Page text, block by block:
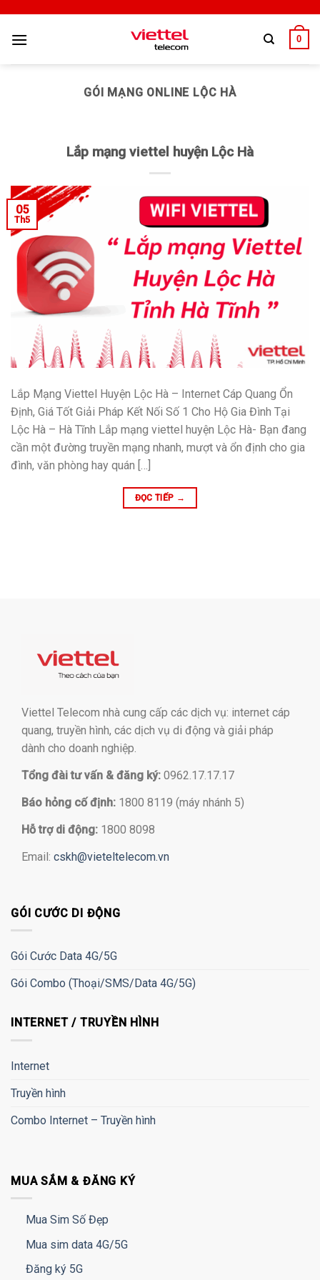
0
GÓI MẠNG ONLINE LỘC HÀ
Lắp mạng viettel huyện Lộc Hà
05
Th5
Lắp Mạng Viettel Huyện Lộc Hà – Internet Cáp Quang Ổn
Định, Giá Tốt Giải Pháp Kết Nối Số 1 Cho Hộ Gia Đình Tại
Lộc Hà – Hà Tĩnh Lắp mạng viettel huyện Lộc Hà- Bạn đang
cần một đường truyền mạng nhanh, mượt và ổn định cho gia
đình, văn phòng hay quán […]
ĐỌC TIẾP →
Viettel Telecom nhà cung cấp các dịch vụ: internet cáp
quang, truyền hình, các dịch vụ di động và giải pháp
dành cho doanh nghiệp.
Tổng đài tư vấn & đăng ký: 0962.17.17.17
Báo hỏng cố định: 1800 8119 (máy nhánh 5)
Hỗ trợ di động: 1800 8098
Email: cskh@vieteltelecom.vn
GÓI CƯỚC DI ĐỘNG
Gói Cước Data 4G/5G
Gói Combo (Thoại/SMS/Data 4G/5G)
INTERNET / TRUYỀN HÌNH
Internet
Truyền hình
Combo Internet – Truyền hình
MUA SẮM & ĐĂNG KÝ
Mua Sim Số Đẹp
Mua sim data 4G/5G
Đăng ký 5G